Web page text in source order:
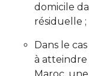
domicile
résiduelle ;
Dans le
à
Maroc,